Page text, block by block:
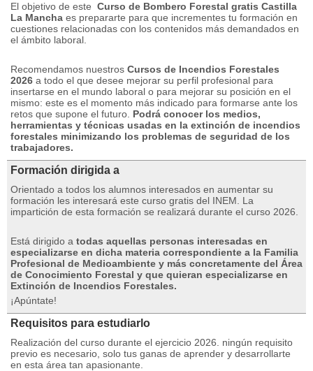
El objetivo de este Curso de Bombero Forestal gratis Castilla
La Mancha es prepararte para que incrementes tu formación en
cuestiones relacionadas con los contenidos más demandados en
el ámbito laboral.
Recomendamos nuestros Cursos de Incendios Forestales
2026 a todo el que desee mejorar su perfil profesional para
insertarse en el mundo laboral o para mejorar su posición en el
mismo: este es el momento más indicado para formarse ante los
retos que supone el futuro. Podrá conocer los medios,
herramientas y técnicas usadas en la extinción de incendios
forestales minimizando los problemas de seguridad de los
trabajadores.
Formación dirigida a
Orientado a todos los alumnos interesados ​​​​en aumentar su
formación les interesará este curso gratis del INEM. La
impartición de esta formación se realizará durante el curso 2026.
Está dirigido a todas aquellas personas interesadas en
especializarse en dicha materia correspondiente a la Familia
Profesional de Medioambiente y más concretamente del Área
de Conocimiento Forestal y que quieran especializarse en
Extinción de Incendios Forestales.
¡Apúntate!
Requisitos para estudiarlo
Realización del curso durante el ejercicio 2026. ningún requisito
previo es necesario, solo tus ganas de aprender y desarrollarte
en esta área tan apasionante.